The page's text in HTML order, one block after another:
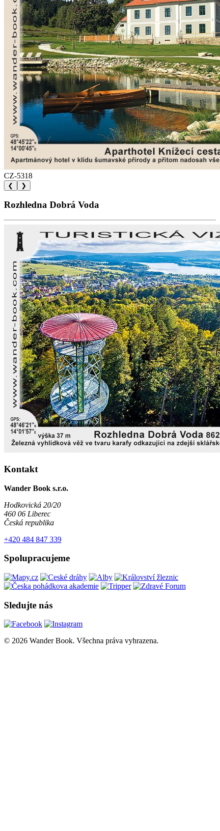
CZ-5318
❮ ❯
Rozhledna Dobrá Voda
Kontakt
Wander Book s.r.o.
Hodkovická 20/20
460 06 Liberec
Česká republika
+420 484 847 339
Spolupracujeme
Sledujte nás
© 2026 Wander Book. Všechna práva vyhrazena.